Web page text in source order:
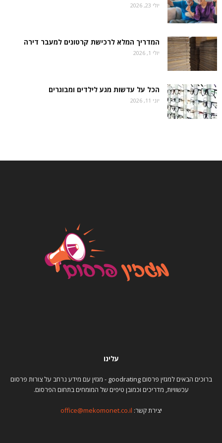
יולי 23, 2026
המדריך המלא לרכישת קרטונים למעבר דירה
יולי 1, 2026
הכל על עדשות מגע לילדים ומבוגרים
יוני 11, 2026
עלינו
ברוכים הבאים למגזין פרסום goodrating - מגזין עם מידע נרחב על צורות פרסום
עכשוויות, מדריכים וכמובן טיפים של המומחים בתחום הפרסום.
יצירת קשר: office@mekomonet.co.il